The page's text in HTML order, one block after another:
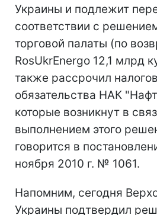
Украины и подлежит
соответствии с
торговой палаты (по
RosUkrEnergo 12,1 млрд
также рассрочил
обязательства НАК
которые возникнут в
выполнением этого
говорится в
ноября 2010 г. № 1061.
Напомним, сегодня
Украины подтвердил